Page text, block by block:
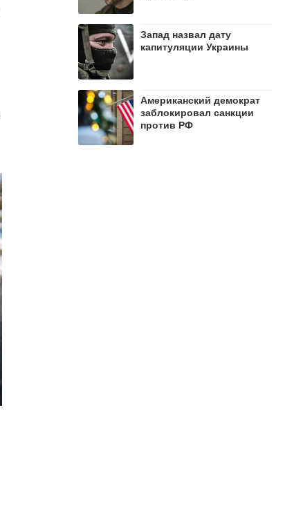
Запад назвал дату
капитуляции Украины
Американский демократ
заблокировал санкции
против РФ